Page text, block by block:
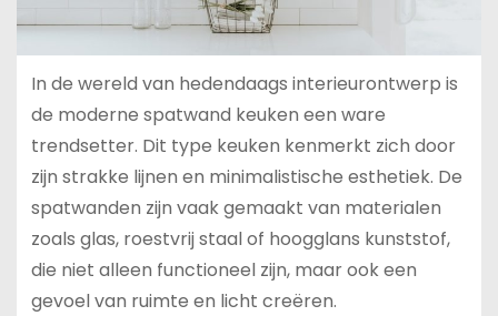
In de wereld van hedendaags interieurontwerp is
de moderne spatwand keuken een ware
trendsetter. Dit type keuken kenmerkt zich door
zijn strakke lijnen en minimalistische esthetiek. De
spatwanden zijn vaak gemaakt van materialen
zoals glas, roestvrij staal of hoogglans kunststof,
die niet alleen functioneel zijn, maar ook een
gevoel van ruimte en licht creëren.